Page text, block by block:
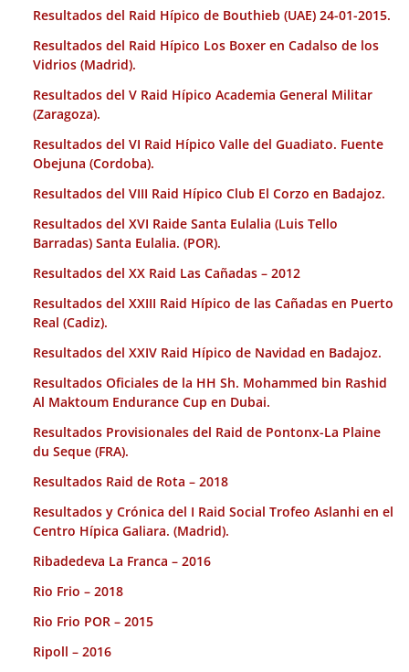
Resultados del Raid Hípico de Bouthieb (UAE) 24-01-2015.
Resultados del Raid Hípico Los Boxer en Cadalso de los
Vidrios (Madrid).
Resultados del V Raid Hípico Academia General Militar
(Zaragoza).
Resultados del VI Raid Hípico Valle del Guadiato. Fuente
Obejuna (Cordoba).
Resultados del VIII Raid Hípico Club El Corzo en Badajoz.
Resultados del XVI Raide Santa Eulalia (Luis Tello
Barradas) Santa Eulalia. (POR).
Resultados del XX Raid Las Cañadas – 2012
Resultados del XXIII Raid Hípico de las Cañadas en Puerto
Real (Cadiz).
Resultados del XXIV Raid Hípico de Navidad en Badajoz.
Resultados Oficiales de la HH Sh. Mohammed bin Rashid
Al Maktoum Endurance Cup en Dubai.
Resultados Provisionales del Raid de Pontonx-La Plaine
du Seque (FRA).
Resultados Raid de Rota – 2018
Resultados y Crónica del I Raid Social Trofeo Aslanhi en el
Centro Hípica Galiara. (Madrid).
Ribadedeva La Franca – 2016
Rio Frio – 2018
Rio Frio POR – 2015
Ripoll – 2016